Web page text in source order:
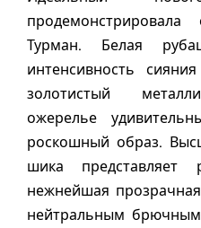
Турман. Белая
интенсивность
золотистый
ожерелье
роскошный образ.
шика представляет
нежнейшая
нейтральным